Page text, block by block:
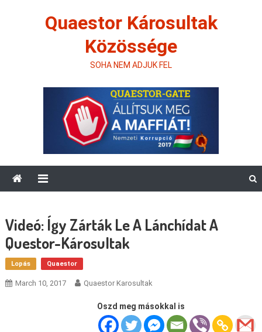
Quaestor Károsultak
Közössége
SOHA NEM ADJUK FEL
Videó: Így Zárták Le A Lánchídat A
Questor-Károsultak
Lopás Quaestor
March 10, 2017 Quaestor Karosultak
Oszd meg másokkal is